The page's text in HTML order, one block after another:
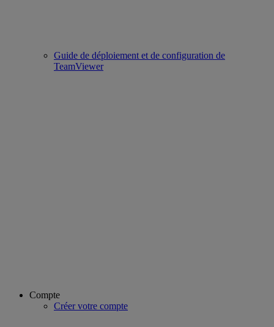
Guide de déploiement et de configuration de
TeamViewer
Compte
Créer votre compte